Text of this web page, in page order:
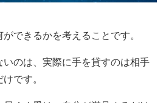
できるかを考えることです。
いのは、実際に手を貸すのは相手
です。